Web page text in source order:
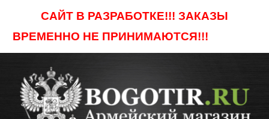
САЙТ В РАЗРАБОТКЕ!!! ЗАКАЗЫ
ВРЕМЕННО НЕ ПРИНИМАЮТСЯ!!!
content